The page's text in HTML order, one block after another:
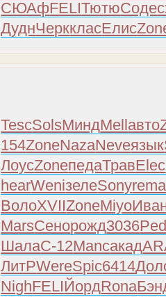
СЮАфFELIТютюСоде
ДуднЧерккласЕлис
TescSolsМиндMellавто
154ZoneNazaNeveязык
ЛоусZoneпедаТравElec
hearWeniзелеSonyrema
ВолоXVIIZoneMiyo
MarsСенорожд3036
ШалаС-12Mancакад
ЛитРWereSpic6414
NighFELIЙордRona